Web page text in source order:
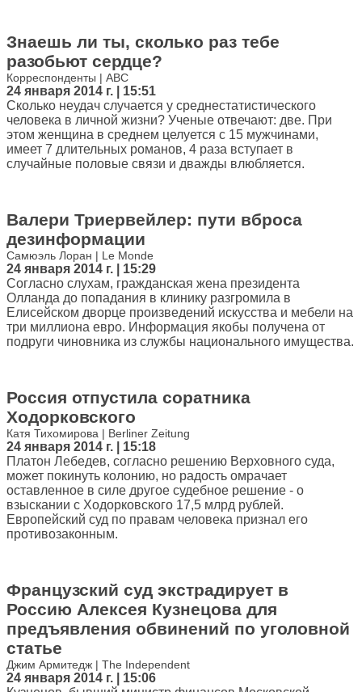
Знаешь ли ты, сколько раз тебе
разобьют сердце?
Корреспонденты | ABC
24 января 2014 г. | 15:51
Сколько неудач случается у среднестатистического
человека в личной жизни? Ученые отвечают: две. При
этом женщина в среднем целуется с 15 мужчинами,
имеет 7 длительных романов, 4 раза вступает в
случайные половые связи и дважды влюбляется.
Валери Триервейлер: пути вброса
дезинформации
Самюэль Лоран | Le Monde
24 января 2014 г. | 15:29
Согласно слухам, гражданская жена президента
Олланда до попадания в клинику разгромила в
Елисейском дворце произведений искусства и мебели на
три миллиона евро. Информация якобы получена от
подруги чиновника из службы национального имущества.
Россия отпустила соратника
Ходорковского
Катя Тихомирова | Berliner Zeitung
24 января 2014 г. | 15:18
Платон Лебедев, согласно решению Верховного суда,
может покинуть колонию, но радость омрачает
оставленное в силе другое судебное решение - о
взыскании с Ходорковского 17,5 млрд рублей.
Европейский суд по правам человека признал его
противозаконным.
Французский суд экстрадирует в
Россию Алексея Кузнецова для
предъявления обвинений по уголовной
статье
Джим Армитедж | The Independent
24 января 2014 г. | 15:06